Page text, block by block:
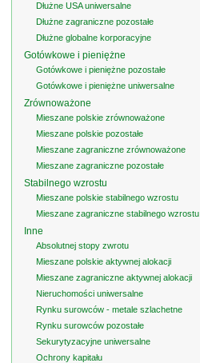
Dłużne USA uniwersalne
Dłużne zagraniczne pozostałe
Dłużne globalne korporacyjne
Gotówkowe i pieniężne
Gotówkowe i pieniężne pozostałe
Gotówkowe i pieniężne uniwersalne
Zrównoważone
Mieszane polskie zrównoważone
Mieszane polskie pozostałe
Mieszane zagraniczne zrównoważone
Mieszane zagraniczne pozostałe
Stabilnego wzrostu
Mieszane polskie stabilnego wzrostu
Mieszane zagraniczne stabilnego wzrostu
Inne
Absolutnej stopy zwrotu
Mieszane polskie aktywnej alokacji
Mieszane zagraniczne aktywnej alokacji
Nieruchomości uniwersalne
Rynku surowców - metale szlachetne
Rynku surowców pozostałe
Sekurytyzacyjne uniwersalne
Ochrony kapitału